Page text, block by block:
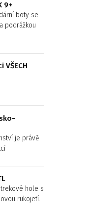
9+
boty se
podrážkou
je právě
hole s
rukojetí.